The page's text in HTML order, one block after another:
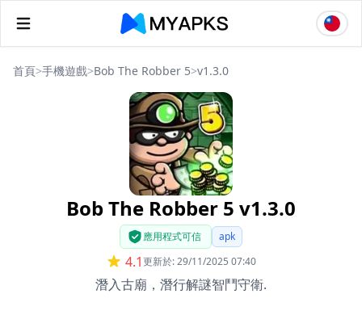
首頁>手機遊戲>Bob The Robber 5>v1.3.0
Bob The Robber 5 v1.3.0
應用程式可信 apk
4.1更新於: 29/11/2025 07:40
潛入古廟，潛行解謎智鬥守衛.